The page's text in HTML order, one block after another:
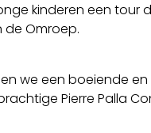
kinderen een tour
de Omroep.
we een boeiende
Pierre Palla